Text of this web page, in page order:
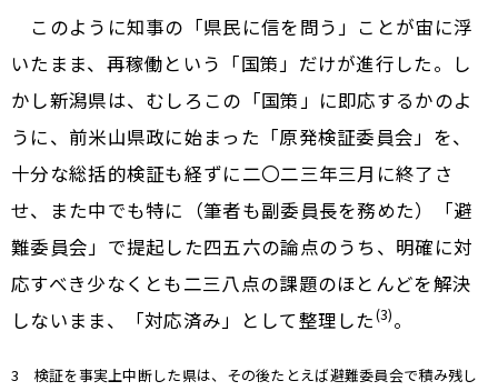
このように知事の「県民に信を問う」ことが宙に浮
いたまま、再稼働という「国策」だけが進行した。し
かし新潟県は、むしろこの「国策」に即応するかのよ
うに、前米山県政に始まった「原発検証委員会」を、
十分な総括的検証も経ずに二〇二三年三月に終了さ
せ、また中でも特に（筆者も副委員長を務めた）「避
難委員会」で提起した四五六の論点のうち、明確に対
応すべき少なくとも二三八点の課題のほとんどを解決
しないまま、「対応済み」として整理した(3)。
3 検証を事実上中断した県は、その後たとえば避難委員会で積み残し